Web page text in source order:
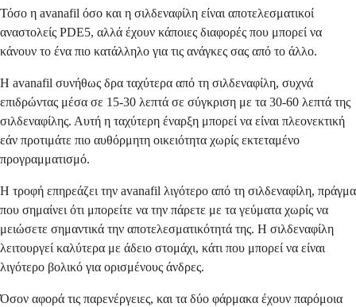
Τόσο η avanafil όσο και η σιλδεναφίλη είναι αποτελεσματικοί
αναστολείς PDE5, αλλά έχουν κάποιες διαφορές που μπορεί να
κάνουν το ένα πιο κατάλληλο για τις ανάγκες σας από το άλλο.
Η avanafil συνήθως δρα ταχύτερα από τη σιλδεναφίλη, συχνά
επιδρώντας μέσα σε 15-30 λεπτά σε σύγκριση με τα 30-60 λεπτά της
σιλδεναφίλης. Αυτή η ταχύτερη έναρξη μπορεί να είναι πλεονεκτική
εάν προτιμάτε πιο αυθόρμητη οικειότητα χωρίς εκτεταμένο
προγραμματισμό.
Η τροφή επηρεάζει την avanafil λιγότερο από τη σιλδεναφίλη, πράγμα
που σημαίνει ότι μπορείτε να την πάρετε με τα γεύματα χωρίς να
μειώσετε σημαντικά την αποτελεσματικότητά της. Η σιλδεναφίλη
λειτουργεί καλύτερα με άδειο στομάχι, κάτι που μπορεί να είναι
λιγότερο βολικό για ορισμένους άνδρες.
Όσον αφορά τις παρενέργειες, και τα δύο φάρμακα έχουν παρόμοια